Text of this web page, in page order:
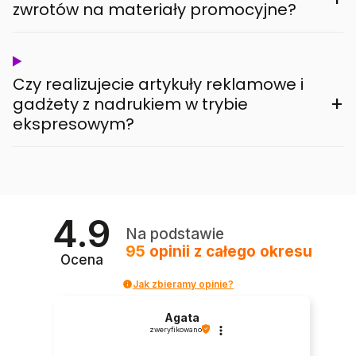
zwrotów na materiały promocyjne?
Czy realizujecie artykuły reklamowe i
gadżety z nadrukiem w trybie
ekspresowym?
+
4.9
Ocena
Na podstawie
95 opinii z całego okresu
Jak zbieramy opinie?
Agata
zweryfikowano